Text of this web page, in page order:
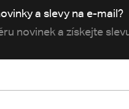
a slevy na e-mail?
novinek a získejte